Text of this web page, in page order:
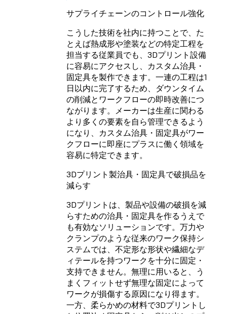
サプライチェーンのコントロール強化
こうした技術を社内に持つことで、た
とえば熱成形や塗装などの特定工程を
担当する従業員でも、3Dプリント設備
に容易にアクセスし、カスタム治具・
固定具を製作できます。一連の工程は1
日以内に完了するため、ダウンタイム
の削減とワークフローの即時改善につ
ながります。メーカーは生産に関わる
より多くの要素を自ら管理できるよう
になり、カスタム治具・固定具がワー
クフローに即座にプラスに働く領域を
容易に特定できます。
3Dプリント製治具・固定具で破損品を
減らす
3Dプリントは、製品や設備の破損を減
らすための治具・固定具を作るうえで
も有効なソリューションです。万力や
クランプのような従来のワーク保持シ
ステムでは、不定形な形状や繊細なデ
ィテールを持つワークを十分に固定・
支持できません。無理に用いると、う
まくフィットせず無理な固定によって
ワークが損傷する原因になり得ます。
一方、柔らかめの材料で3Dプリントし